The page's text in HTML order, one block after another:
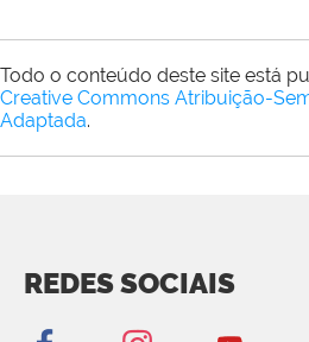
Todo o conteúdo deste site está
Creative Commons Atribuição-
Adaptada.
REDES SOCIAIS